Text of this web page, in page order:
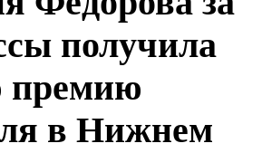
получила
премию
в Нижнем